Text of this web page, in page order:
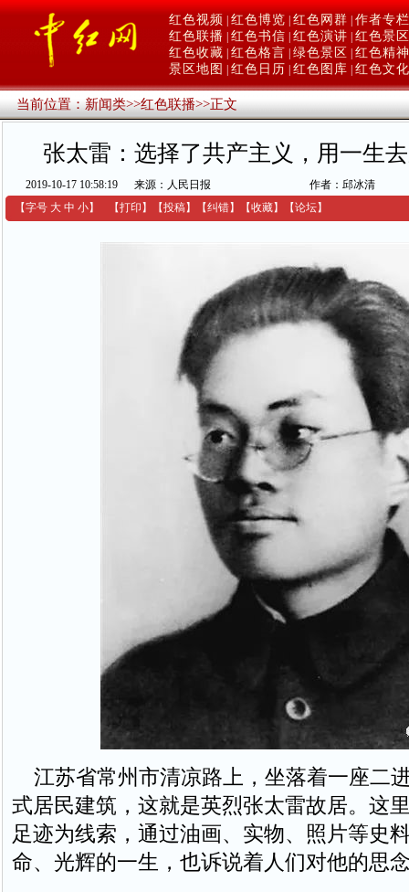
红色视频 红色博览 红色网群 作者专栏
红色联播 红色书信 红色演讲 红色景区
红色收藏 红色格言 绿色景区
红色精神
景区地图
红色日历 红色图库 红色文化
当前位置：新闻类>>红色联播>>正文
张太雷：选择了共产主义，用一生
2019-10-17 10:58:19 来源：人民日报
作者：邱冰清
【字号 大 中 小】 【打印 】 【投稿】 【纠错】 【收藏】 【论坛】
江苏省常州市清凉路上，坐落着一座二
式居民建筑，这就是英烈张太雷故居。这
足迹为线索，通过油画、实物、照片等史
命、光辉的一生，也诉说着人们对他的思